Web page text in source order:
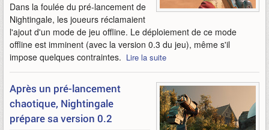
Dans la foulée du pré-lancement de
Nightingale, les joueurs réclamaient
l'ajout d'un mode de jeu offline. Le déploiement de ce mode
offline est imminent (avec la version 0.3 du jeu), même s'il
impose quelques contraintes. Lire la suite
Après un pré-lancement
chaotique, Nightingale
prépare sa version 0.2